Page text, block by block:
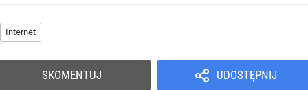
Internet
UDOSTĘPNIJ
SKOMENTUJ